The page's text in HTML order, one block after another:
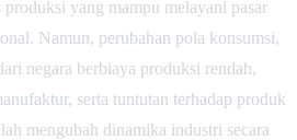
produksi yang mampu melayani pasar
Namun, perubahan pola konsumsi,
negara berbiaya produksi rendah,
serta tuntutan terhadap produk
mengubah dinamika industri secara